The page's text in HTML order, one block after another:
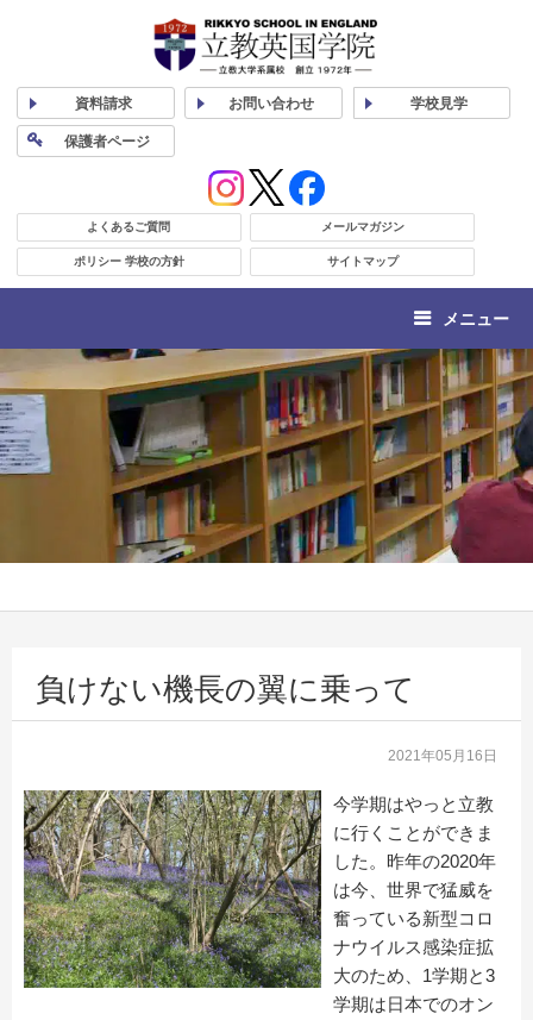
資料請求 お問い合わせ 学校見学
保護者ページ
よくあるご質問 メールマガジン
ポリシー 学校の方針 サイトマップ
メニュー
負けない機長の翼に乗って
2021年05月16日
今学期はやっと立教
に行くことができま
した。昨年の2020年
は今、世界で猛威を
奮っている新型コロ
ナウイルス感染症拡
大のため、1学期と3
学期は日本でのオン